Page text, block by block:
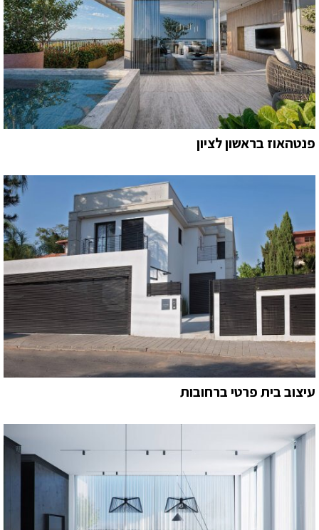
פנטהאוז בראשון לציון
עיצוב בית פרטי ברחובות